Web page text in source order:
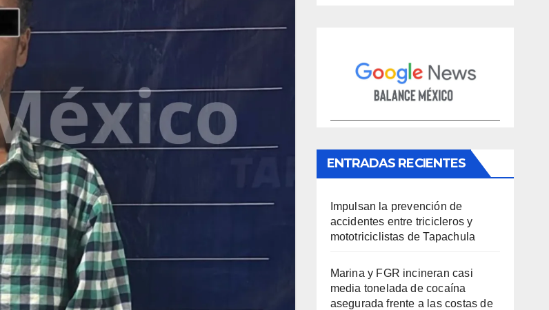
ENTRADAS RECIENTES
Impulsan la prevención de
accidentes entre tricicleros y
mototriciclistas de Tapachula
Marina y FGR incineran casi
media tonelada de cocaína
asegurada frente a las costas de